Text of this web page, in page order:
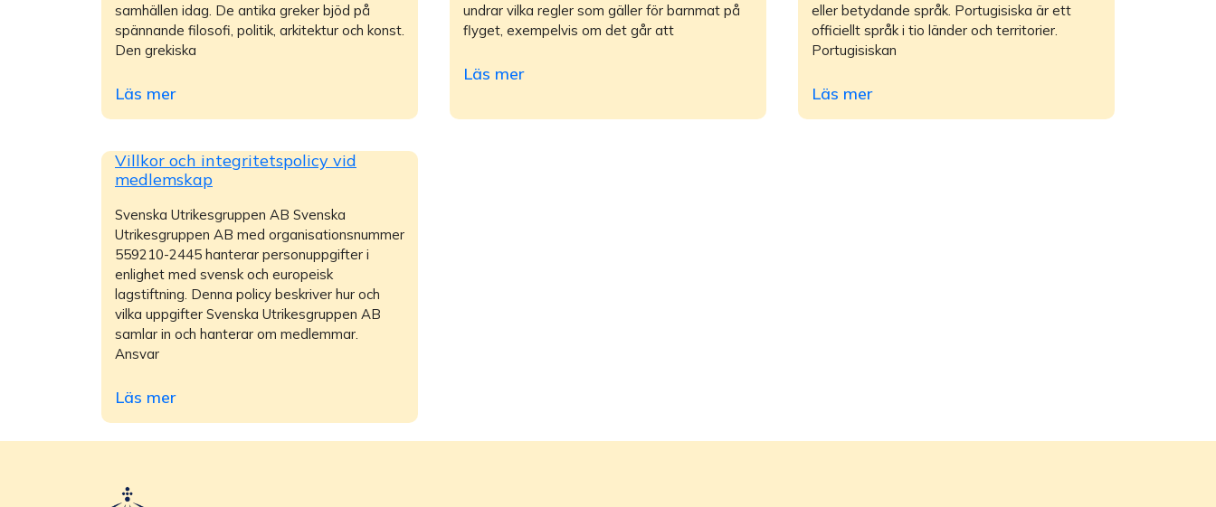
samhällen idag. De antika greker bjöd på
spännande filosofi, politik, arkitektur och konst.
Den grekiska
Läs mer
undrar vilka regler som gäller för barnmat på
flyget, exempelvis om det går att
Läs mer
eller betydande språk. Portugisiska är ett
officiellt språk i tio länder och territorier.
Portugisiskan
Läs mer
Villkor och integritetspolicy vid
medlemskap
Svenska Utrikesgruppen AB Svenska
Utrikesgruppen AB med organisationsnummer
559210-2445 hanterar personuppgifter i
enlighet med svensk och europeisk
lagstiftning. Denna policy beskriver hur och
vilka uppgifter Svenska Utrikesgruppen AB
samlar in och hanterar om medlemmar.
Ansvar
Läs mer